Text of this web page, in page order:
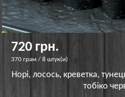
720 грн.
370 грам / 8 штук(и)
Норі, лосось, креветка,
тобіко